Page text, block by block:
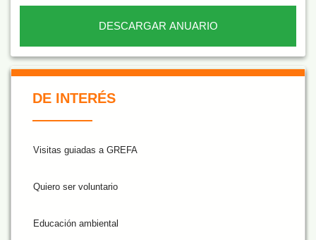
DESCARGAR ANUARIO
De Interés NARANJA
DE INTERÉS
Visitas guiadas a GREFA
Quiero ser voluntario
Educación ambiental